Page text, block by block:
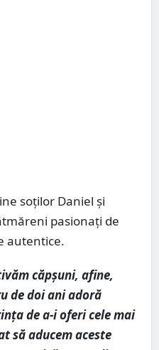
soților Daniel și
pasionați de
autentice.
căpșuni, afine,
de doi ani adoră
de a-i oferi cele mai
să aducem aceste